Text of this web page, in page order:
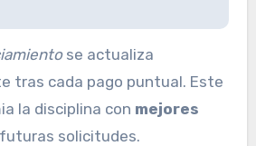
se actualiza
tras cada pago puntual. Este
la disciplina con mejores
solicitudes.